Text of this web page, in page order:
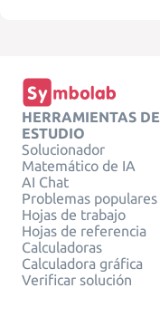
HERRAMIENTAS DE
ESTUDIO
Solucionador
Matemático de IA
AI Chat
Problemas populares
Hojas de trabajo
Hojas de referencia
Calculadoras
Calculadora gráfica
Verificar solución